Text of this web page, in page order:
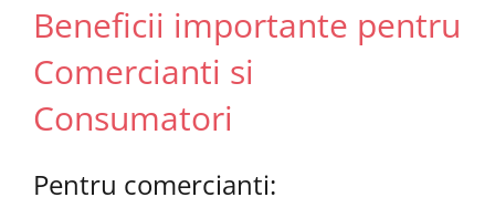
Beneficii importante pentru
Comercianti si
Consumatori
Pentru comercianti: